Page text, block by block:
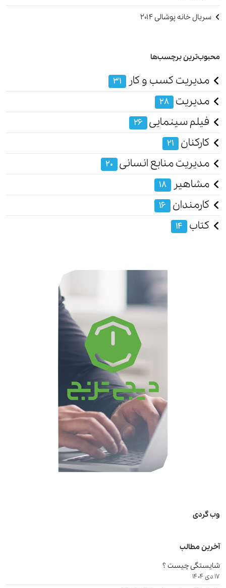
سریال خانه پوشالی 2014
محبوب‌ترین برچسب‌ها
مدیریت کسب و کار 31
مدیریت 28
فیلم سینمایی 26
کارکنان 21
مدیریت منابع انسانی 20
مشاهیر 18
کارمندان 16
کتاب 14
وب گردی
آخرین مطالب
شایستگی چیست ؟
17 دی 1404